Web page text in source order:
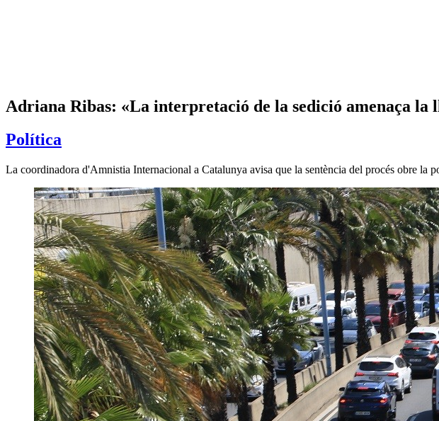
Adriana Ribas: «La interpretació de la sedició amenaça la
Política
La coordinadora d'Amnistia Internacional a Catalunya avisa que la sentència del procés obre la